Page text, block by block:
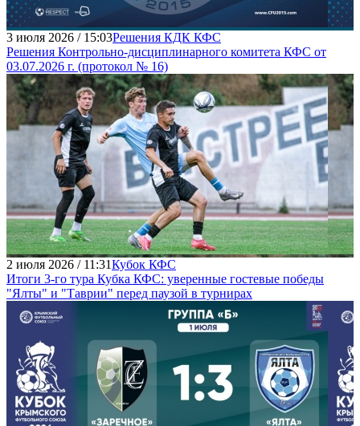
3 июля 2026 / 15:03Решения КДК КФС
Решения Контрольно-дисциплинарного комитета КФС от
03.07.2026 г. (протокол № 16)
2 июля 2026 / 11:31Кубок КФС
Итоги 3-го тура Кубка КФС: уверенные гостевые победы
"Ялты" и "Таврии" перед паузой в турнирах